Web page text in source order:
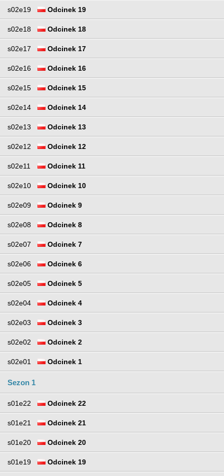
s02e19 Odcinek 19
s02e18 Odcinek 18
s02e17 Odcinek 17
s02e16 Odcinek 16
s02e15 Odcinek 15
s02e14 Odcinek 14
s02e13 Odcinek 13
s02e12 Odcinek 12
s02e11 Odcinek 11
s02e10 Odcinek 10
s02e09 Odcinek 9
s02e08 Odcinek 8
s02e07 Odcinek 7
s02e06 Odcinek 6
s02e05 Odcinek 5
s02e04 Odcinek 4
s02e03 Odcinek 3
s02e02 Odcinek 2
s02e01 Odcinek 1
Sezon 1
s01e22 Odcinek 22
s01e21 Odcinek 21
s01e20 Odcinek 20
s01e19 Odcinek 19